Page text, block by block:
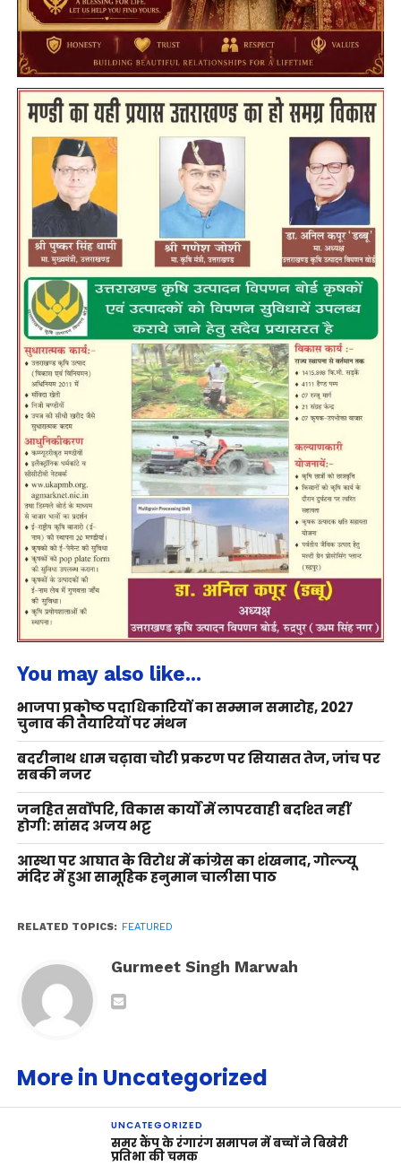
You may also like...
भाजपा प्रकोष्ठ पदाधिकारियों का सम्मान समारोह, 2027
चुनाव की तैयारियों पर मंथन
बदरीनाथ धाम चढ़ावा चोरी प्रकरण पर सियासत तेज, जांच पर
सबकी नजर
जनहित सर्वोपरि, विकास कार्यों में लापरवाही बर्दाश्त नहीं
होगी: सांसद अजय भट्ट
आस्था पर आघात के विरोध में कांग्रेस का शंखनाद, गोल्ज्यू
मंदिर में हुआ सामूहिक हनुमान चालीसा पाठ
RELATED TOPICS: FEATURED
Gurmeet Singh Marwah
More in Uncategorized
UNCATEGORIZED
समर कैंप के रंगारंग समापन में बच्चों ने बिखेरी
प्रतिभा की चमक